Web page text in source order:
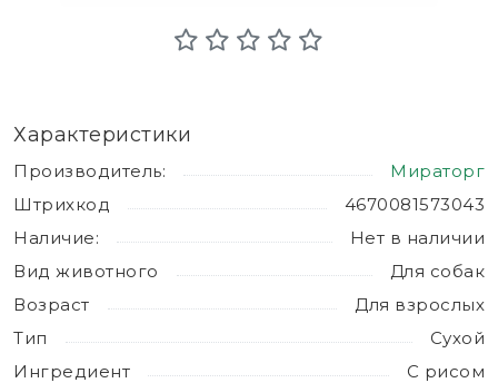
Характеристики
Производитель:
Мираторг
Штрихкод
4670081573043
Наличие:
Нет в наличии
Вид животного
Для собак
Возраст
Для взрослых
Тип
Сухой
Ингредиент
С рисом